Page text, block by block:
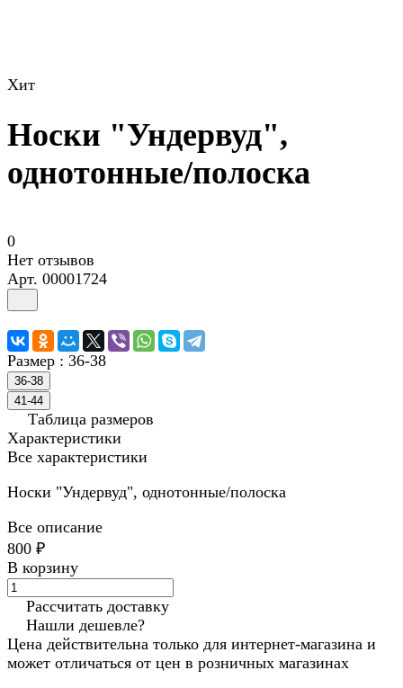
Хит
Носки "Ундервуд",
однотонные/полоска
0
Нет отзывов
Арт. 00001724
Размер : 36-38
36-38
41-44
Таблица размеров
Характеристики
Все характеристики
Носки "Ундервуд", однотонные/полоска
Все описание
800 ₽
В корзину
Рассчитать доставку
Нашли дешевле?
Цена действительна только для интернет-магазина и
может отличаться от цен в розничных магазинах